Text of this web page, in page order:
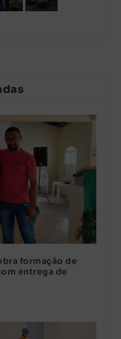
formação de
entrega de